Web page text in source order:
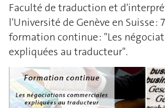
Faculté de traduction et
l'Université de Genève en Suisse :
formation continue : "Les
expliquées au traducteur".